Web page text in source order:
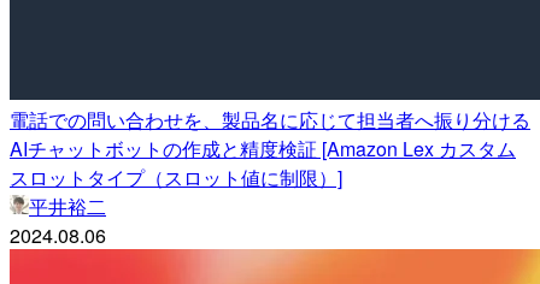
電話での問い合わせを、製品名に応じて担当者へ振り分ける
AIチャットボットの作成と精度検証 [Amazon Lex カスタム
スロットタイプ（スロット値に制限）]
平井裕二
2024.08.06